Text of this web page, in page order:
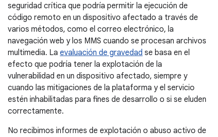
seguridad crítica que podría permitir la ejecución de
código remoto en un dispositivo afectado a través de
varios métodos, como el correo electrónico, la
navegación web y los MMS cuando se procesan archivos
multimedia. La evaluación de gravedad se basa en el
efecto que podría tener la explotación de la
vulnerabilidad en un dispositivo afectado, siempre y
cuando las mitigaciones de la plataforma y el servicio
estén inhabilitadas para fines de desarrollo o si se eluden
correctamente.
No recibimos informes de explotación o abuso activo de